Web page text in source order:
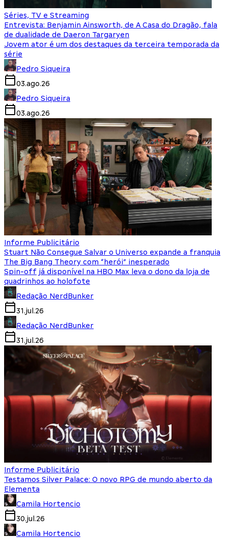
Séries, TV e Streaming
Entrevista: Benjamin Ainsworth, de A Casa do Dragão, fala
de dualidade de Daeron Targaryen
Jovem ator é um dos destaques da terceira temporada da
série
Pedro Siqueira
03.ago.26
Pedro Siqueira
03.ago.26
Informe Publicitário
Stuart Não Consegue Salvar o Universo expande a franquia
The Big Bang Theory com “herói” inesperado
Spin-off já disponível na HBO Max leva o dono da loja de
quadrinhos ao holofote
Redação NerdBunker
31.jul.26
Redação NerdBunker
31.jul.26
Informe Publicitário
Testamos Silver Palace: O novo RPG de mundo aberto da
Elementa
Camila Hortencio
30.jul.26
Camila Hortencio